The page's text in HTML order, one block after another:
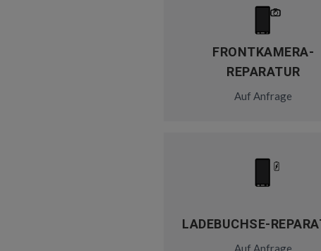
FRONTKAMERA-
REPARATUR
Auf Anfrage
LADEBUCHSE-
Auf Anfrage